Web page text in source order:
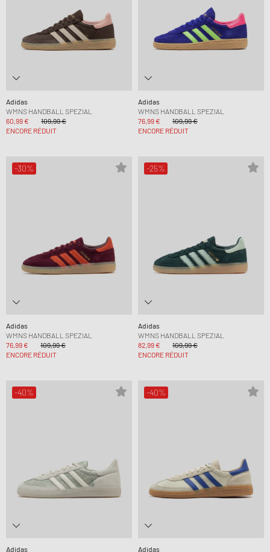
Adidas
WMNS HANDBALL SPEZIAL
60,99 €
109,99 €
ENCORE RÉDUIT
Adidas
WMNS HANDBALL SPEZIAL
76,99 €
109,99 €
ENCORE RÉDUIT
-30%
Adidas
WMNS HANDBALL SPEZIAL
76,99 €
109,99 €
ENCORE RÉDUIT
-25%
Adidas
WMNS HANDBALL SPEZIAL
82,99 €
109,99 €
ENCORE RÉDUIT
-40%
Adidas
-40%
Adidas